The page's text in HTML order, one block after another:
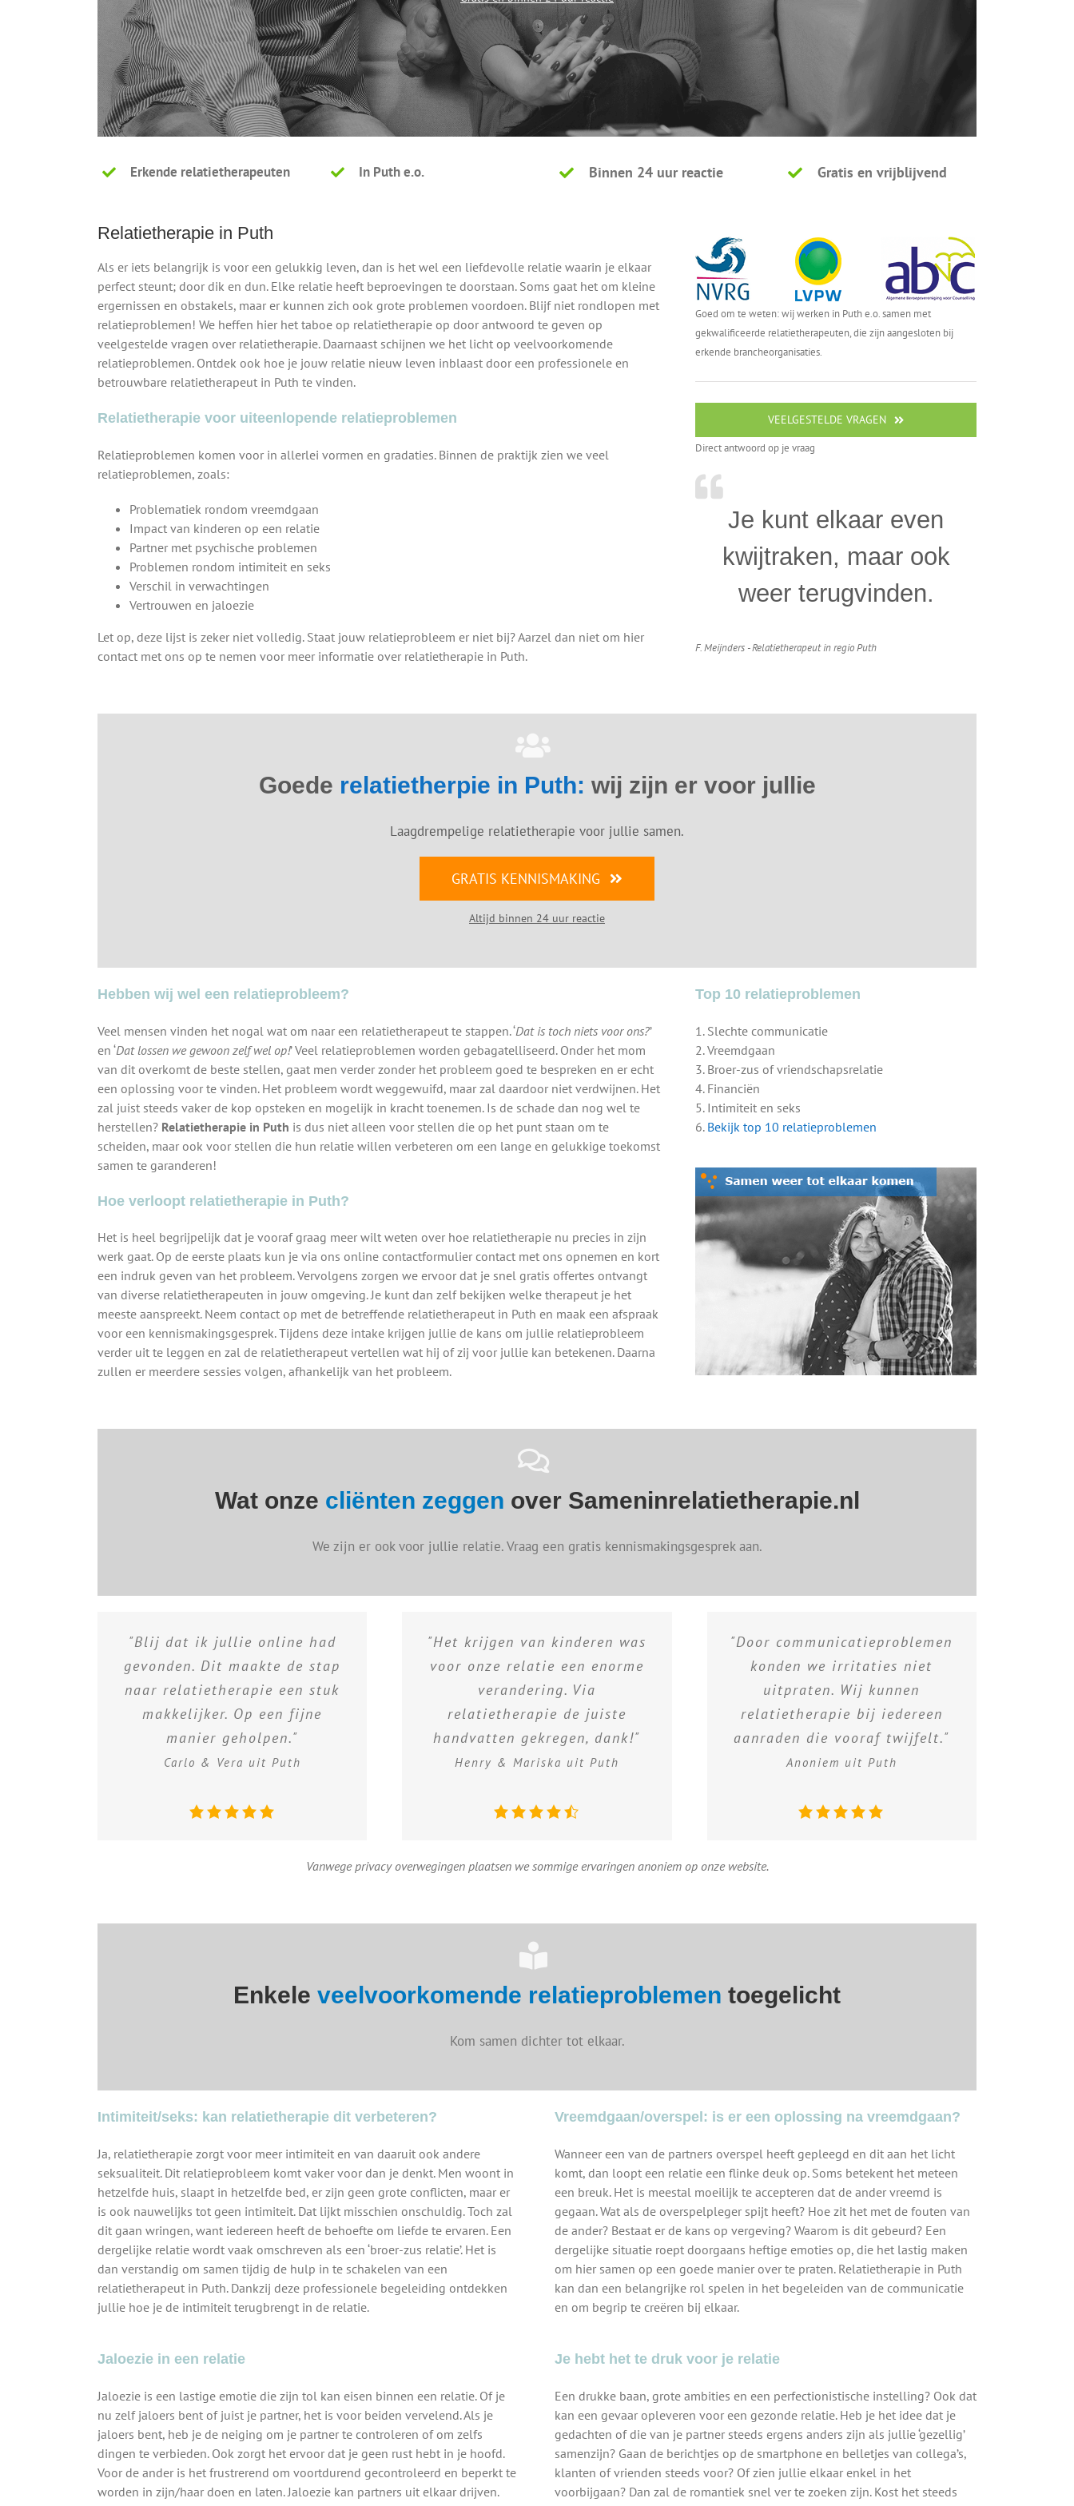
Erkende relatietherapeuten In Puth e.o. Binnen 24 uur reactie Gratis en vrijblijvend
Relatietherapie in Puth
Als er iets belangrijk is voor een gelukkig leven, dan is het wel een liefdevolle relatie waarin je elkaar
perfect steunt; door dik en dun. Elke relatie heeft beproevingen te doorstaan. Soms gaat het om kleine
ergernissen en obstakels, maar er kunnen zich ook grote problemen voordoen. Blijf niet rondlopen met
relatieproblemen! We heffen hier het taboe op relatietherapie op door antwoord te geven op
veelgestelde vragen over relatietherapie. Daarnaast schijnen we het licht op veelvoorkomende
relatieproblemen. Ontdek ook hoe je jouw relatie nieuw leven inblaast door een professionele en
betrouwbare relatietherapeut in Puth te vinden.
Relatietherapie voor uiteenlopende relatieproblemen
Relatieproblemen komen voor in allerlei vormen en gradaties. Binnen de praktijk zien we veel
relatieproblemen, zoals:
Problematiek rondom vreemdgaan
Impact van kinderen op een relatie
Partner met psychische problemen
Problemen rondom intimiteit en seks
Verschil in verwachtingen
Vertrouwen en jaloezie
Let op, deze lijst is zeker niet volledig. Staat jouw relatieprobleem er niet bij? Aarzel dan niet om hier
contact met ons op te nemen voor meer informatie over relatietherapie in Puth.
Goed om te weten: wij werken in Puth e.o. samen met
gekwalificeerde relatietherapeuten, die zijn aangesloten bij
erkende brancheorganisaties.
VEELGESTELDE VRAGEN
Direct antwoord op je vraag
Je kunt elkaar even
kwijtraken, maar ook
weer terugvinden.
F. Meijnders - Relatietherapeut in regio Puth
Goede relatietherpie in Puth: wij zijn er voor jullie
Laagdrempelige relatietherapie voor jullie samen.
GRATIS KENNISMAKING
Altijd binnen 24 uur reactie
Hebben wij wel een relatieprobleem?
Veel mensen vinden het nogal wat om naar een relatietherapeut te stappen. ‘Dat is toch niets voor ons?’
en ‘Dat lossen we gewoon zelf wel op!’ Veel relatieproblemen worden gebagatelliseerd. Onder het mom
van dit overkomt de beste stellen, gaat men verder zonder het probleem goed te bespreken en er echt
een oplossing voor te vinden. Het probleem wordt weggewuifd, maar zal daardoor niet verdwijnen. Het
zal juist steeds vaker de kop opsteken en mogelijk in kracht toenemen. Is de schade dan nog wel te
herstellen? Relatietherapie in Puth is dus niet alleen voor stellen die op het punt staan om te
scheiden, maar ook voor stellen die hun relatie willen verbeteren om een lange en gelukkige toekomst
samen te garanderen!
Hoe verloopt relatietherapie in Puth?
Het is heel begrijpelijk dat je vooraf graag meer wilt weten over hoe relatietherapie nu precies in zijn
werk gaat. Op de eerste plaats kun je via ons online contactformulier contact met ons opnemen en kort
een indruk geven van het probleem. Vervolgens zorgen we ervoor dat je snel gratis offertes ontvangt
van diverse relatietherapeuten in jouw omgeving. Je kunt dan zelf bekijken welke therapeut je het
meeste aanspreekt. Neem contact op met de betreffende relatietherapeut in Puth en maak een afspraak
voor een kennismakingsgesprek. Tijdens deze intake krijgen jullie de kans om jullie relatieprobleem
verder uit te leggen en zal de relatietherapeut vertellen wat hij of zij voor jullie kan betekenen. Daarna
zullen er meerdere sessies volgen, afhankelijk van het probleem.
Top 10 relatieproblemen
1. Slechte communicatie
2. Vreemdgaan
3. Broer-zus of vriendschapsrelatie
4. Financiën
5. Intimiteit en seks
6. Bekijk top 10 relatieproblemen
Wat onze cliënten zeggen over Sameninrelatietherapie.nl
We zijn er ook voor jullie relatie. Vraag een gratis kennismakingsgesprek aan.
"Blij dat ik jullie online had
gevonden. Dit maakte de stap
naar relatietherapie een stuk
makkelijker. Op een fijne
manier geholpen."
Carlo & Vera uit Puth
"Het krijgen van kinderen was
voor onze relatie een enorme
verandering. Via
relatietherapie de juiste
handvatten gekregen, dank!"
Henry & Mariska uit Puth
"Door communicatieproblemen
konden we irritaties niet
uitpraten. Wij kunnen
relatietherapie bij iedereen
aanraden die vooraf twijfelt."
Anoniem uit Puth
Vanwege privacy overwegingen plaatsen we sommige ervaringen anoniem op onze website.
Enkele veelvoorkomende relatieproblemen toegelicht
Kom samen dichter tot elkaar.
Intimiteit/seks: kan relatietherapie dit verbeteren?
Ja, relatietherapie zorgt voor meer intimiteit en van daaruit ook andere
seksualiteit. Dit relatieprobleem komt vaker voor dan je denkt. Men woont in
hetzelfde huis, slaapt in hetzelfde bed, er zijn geen grote conflicten, maar er
is ook nauwelijks tot geen intimiteit. Dat lijkt misschien onschuldig. Toch zal
dit gaan wringen, want iedereen heeft de behoefte om liefde te ervaren. Een
dergelijke relatie wordt vaak omschreven als een ‘broer-zus relatie’. Het is
dan verstandig om samen tijdig de hulp in te schakelen van een
relatietherapeut in Puth. Dankzij deze professionele begeleiding ontdekken
jullie hoe je de intimiteit terugbrengt in de relatie.
Vreemdgaan/overspel: is er een oplossing na vreemdgaan?
Wanneer een van de partners overspel heeft gepleegd en dit aan het licht
komt, dan loopt een relatie een flinke deuk op. Soms betekent het meteen
een breuk. Het is meestal moeilijk te accepteren dat de ander vreemd is
gegaan. Wat als de overspelpleger spijt heeft? Hoe zit het met de fouten van
de ander? Bestaat er de kans op vergeving? Waarom is dit gebeurd? Een
dergelijke situatie roept doorgaans heftige emoties op, die het lastig maken
om hier samen op een goede manier over te praten. Relatietherapie in Puth
kan dan een belangrijke rol spelen in het begeleiden van de communicatie
en om begrip te creëren bij elkaar.
Jaloezie in een relatie
Jaloezie is een lastige emotie die zijn tol kan eisen binnen een relatie. Of je
nu zelf jaloers bent of juist je partner, het is voor beiden vervelend. Als je
jaloers bent, heb je de neiging om je partner te controleren of om zelfs
dingen te verbieden. Ook zorgt het ervoor dat je geen rust hebt in je hoofd.
Voor de ander is het frustrerend om voortdurend gecontroleerd en beperkt te
worden in zijn/haar doen en laten. Jaloezie kan partners uit elkaar drijven.
Je hebt het te druk voor je relatie
Een drukke baan, grote ambities en een perfectionistische instelling? Ook dat
kan een gevaar opleveren voor een gezonde relatie. Heb je het idee dat je
gedachten of die van je partner steeds ergens anders zijn als jullie ‘gezellig’
samenzijn? Gaan de berichtjes op de smartphone en belletjes van collega’s,
klanten of vrienden steeds voor? Of zien jullie elkaar enkel in het
voorbijgaan? Dan zal de romantiek snel ver te zoeken zijn. Kost het steeds